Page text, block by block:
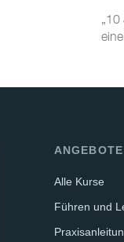
ANGEBOTE
Alle Kurse
Führen und